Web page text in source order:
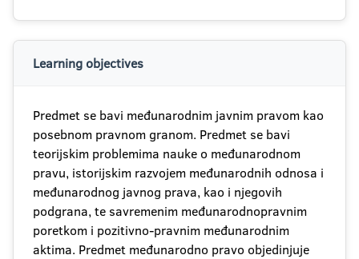
Learning objectives
Predmet se bavi međunarodnim javnim pravom kao
posebnom pravnom granom. Predmet se bavi
teorijskim problemima nauke o međunarodnom
pravu, istorijskim razvojem međunarodnih odnosa i
međunarodnog javnog prava, kao i njegovih
podgrana, te savremenim međunarodnopravnim
poretkom i pozitivno-pravnim međunarodnim
aktima. Predmet međunarodno pravo objedinjuje